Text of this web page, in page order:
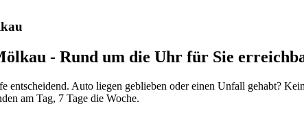
- Rund um die Uhr für Sie
entscheidend. Auto liegen geblieben oder einen Unfall gehabt?
am Tag, 7 Tage die Woche.